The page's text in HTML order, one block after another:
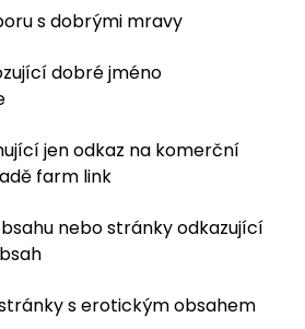
s dobrými mravy
dobré jméno
jen odkaz na komerční
farm link
nebo stránky odkazující
s erotickým obsahem